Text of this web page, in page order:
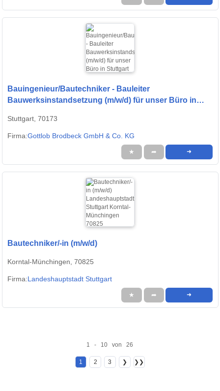
Bauingenieur/Bautechniker - Bauleiter
Bauwerksinstandsetzung (m/w/d) für unser Büro in
Stuttgart, 70173
Firma:Gottlob Brodbeck GmbH & Co. KG
★ ➦ ➜
Bautechniker/-in (m/w/d)
Korntal-Münchingen, 70825
Firma:Landeshauptstadt Stuttgart
★ ➦ ➜
1 - 10 von 26
1 2 3 ❯ ❯❯